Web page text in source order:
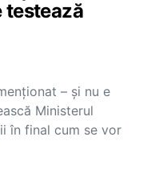
testează
– și nu e
Ministerul
în final cum se vor